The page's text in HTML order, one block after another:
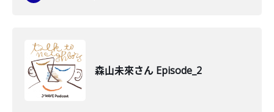
森山未來さん Episode_2